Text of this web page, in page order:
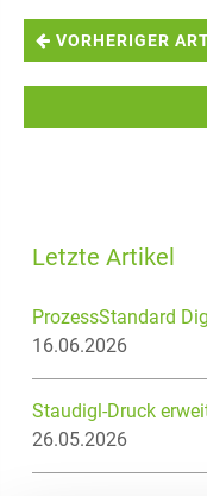
VORHERIGER
Letzte Artikel
ProzessStandard
16.06.2026
Staudigl-Druck
26.05.2026